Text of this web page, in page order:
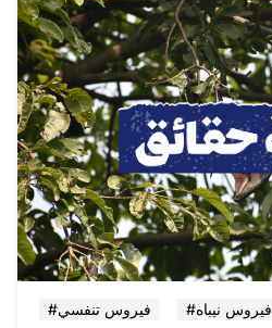
#فيروس تنفسي #فيروس نيباه